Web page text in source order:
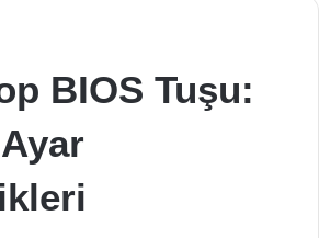
BIOS Tuşu: